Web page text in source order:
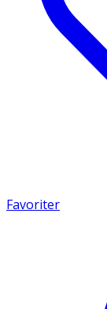
Favoriter